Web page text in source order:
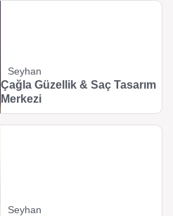
Seyhan
Çağla Güzellik & Saç Tasarım
Merkezi
Seyhan